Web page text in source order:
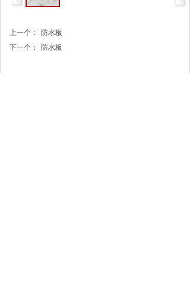
上一个：
防水板
下一个：
防水板